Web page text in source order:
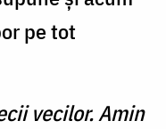
pe tot
vecilor. Amin